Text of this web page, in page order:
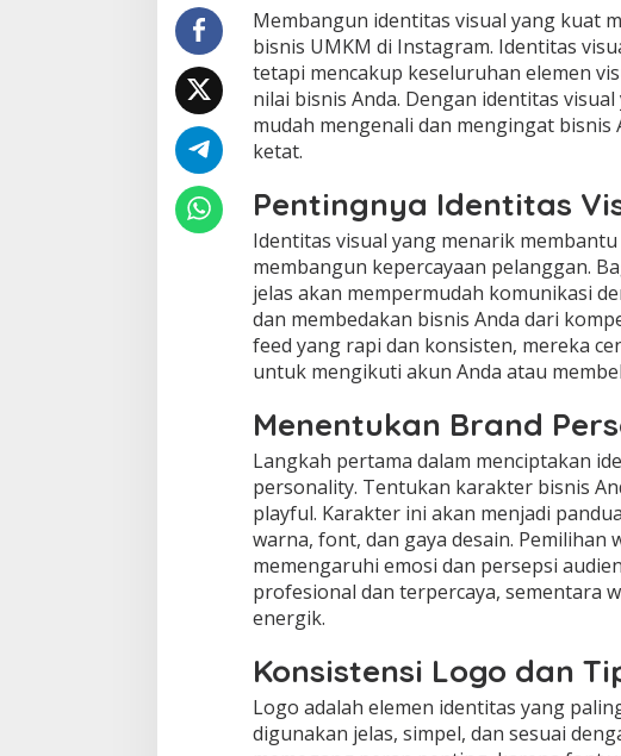
Membangun identitas visual yang kuat
bisnis UMKM di Instagram. Identitas
tetapi mencakup keseluruhan elemen
nilai bisnis Anda. Dengan identitas
mudah mengenali dan mengingat
ketat.
Pentingnya Identitas
Identitas visual yang menarik
membangun kepercayaan pelanggan.
jelas akan mempermudah komunikasi
dan membedakan bisnis Anda dari
feed yang rapi dan konsisten, mereka
untuk mengikuti akun Anda atau
Menentukan Brand
Langkah pertama dalam menciptakan
personality. Tentukan karakter bisnis
playful. Karakter ini akan menjadi
warna, font, dan gaya desain.
memengaruhi emosi dan persepsi
profesional dan terpercaya, sementara
energik.
Konsistensi Logo dan
Logo adalah elemen identitas yang
digunakan jelas, simpel, dan sesuai